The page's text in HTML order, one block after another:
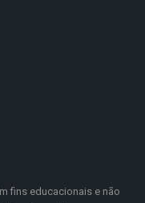
fins educacionais e não